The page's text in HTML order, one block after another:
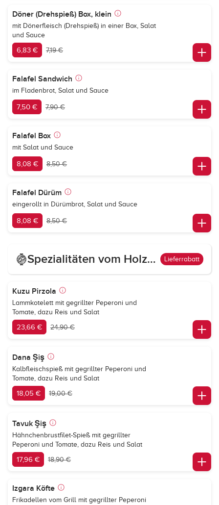
Döner (Drehspieß) Box, klein
mit Dönerfleisch (Drehspieß) in einer Box, Salat
und Sauce
6,83 € 7,19 €
Falafel Sandwich
im Fladenbrot, Salat und Sauce
7,50 € 7,90 €
Falafel Box
mit Salat und Sauce
8,08 € 8,50 €
Falafel Dürüm
eingerollt in Dürümbrot, Salat und Sauce
8,08 € 8,50 €
Spezialitäten vom Holzkohlegrill Lieferrabatt
Kuzu Pirzola
Lammkotelett mit gegrillter Peperoni und
Tomate, dazu Reis und Salat
23,66 € 24,90 €
Dana Şiş
Kalbfleischspieß mit gegrillter Peperoni und
Tomate, dazu Reis und Salat
18,05 € 19,00 €
Tavuk Şiş
Hähnchenbrustfilet-Spieß mit gegrillter
Peperoni und Tomate, dazu Reis und Salat
17,96 € 18,90 €
Izgara Köfte
Frikadellen vom Grill mit gegrillter Peperoni